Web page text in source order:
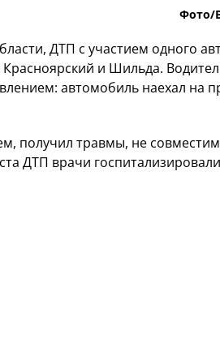
Фото/
ДТП с участием одного
и Шильда.
автомобиль наехал на
получил травмы, не
ДТП врачи